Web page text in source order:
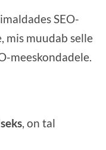
SEO-
mis muudab selle
meeskondadele.
, on tal